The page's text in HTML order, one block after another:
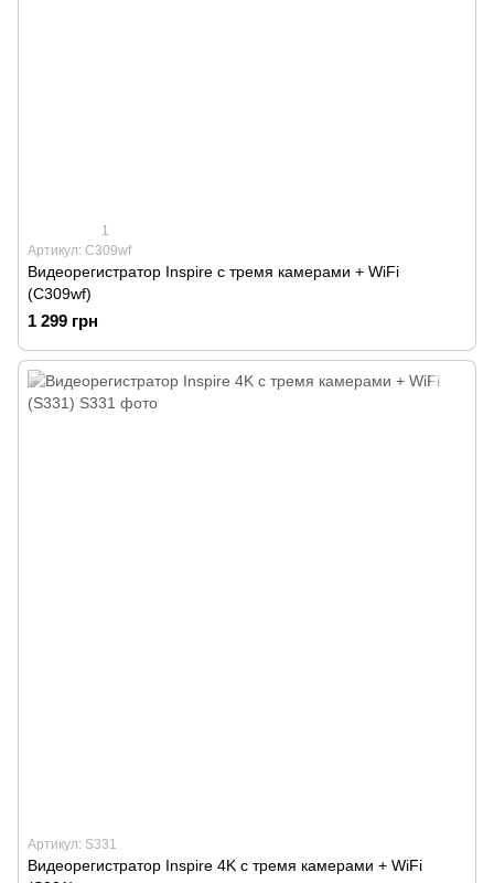
1
Артикул: С309wf
Видеорегистратор Inspire с тремя камерами + WiFi
(С309wf)
1 299 грн
Артикул: S331
Видеорегистратор Inspire 4K с тремя камерами + WiFi